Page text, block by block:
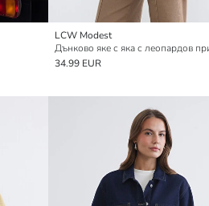
LCW Modest
34.99 EUR